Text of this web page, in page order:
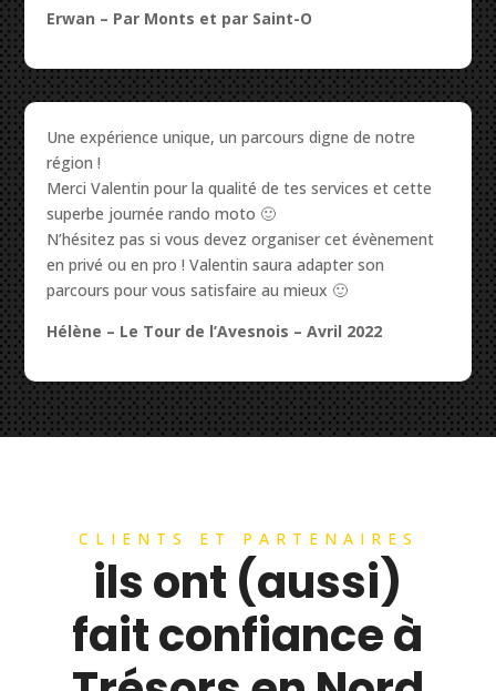
Erwan – Par Monts et par Saint-O
Une expérience unique, un parcours digne de notre
région !
Merci Valentin pour la qualité de tes services et cette
superbe journée rando moto 🙂
N’hésitez pas si vous devez organiser cet évènement
en privé ou en pro ! Valentin saura adapter son
parcours pour vous satisfaire au mieux 🙂
Hélène – Le Tour de l’Avesnois – Avril 2022
CLIENTS ET PARTENAIRES
ils ont (aussi)
fait confiance à